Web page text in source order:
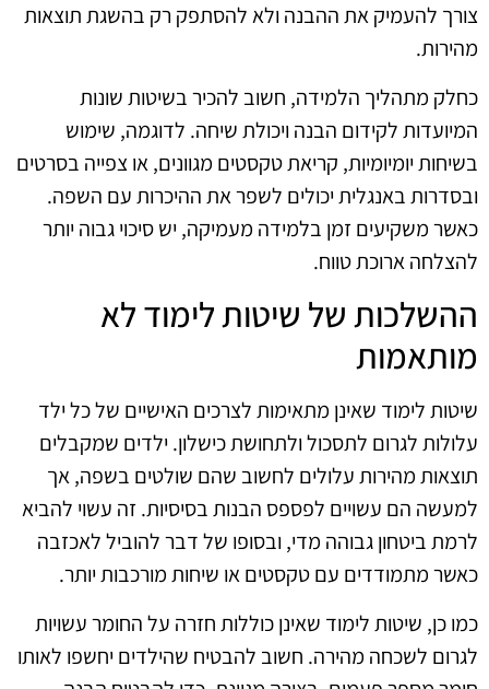
צורך להעמיק את ההבנה ולא להסתפק רק בהשגת תוצאות
מהירות.
כחלק מתהליך הלמידה, חשוב להכיר בשיטות שונות
המיועדות לקידום הבנה ויכולת שיחה. לדוגמה, שימוש
בשיחות יומיומיות, קריאת טקסטים מגוונים, או צפייה בסרטים
ובסדרות באנגלית יכולים לשפר את ההיכרות עם השפה.
כאשר משקיעים זמן בלמידה מעמיקה, יש סיכוי גבוה יותר
להצלחה ארוכת טווח.
ההשלכות של שיטות לימוד לא
מותאמות
שיטות לימוד שאינן מתאימות לצרכים האישיים של כל ילד
עלולות לגרום לתסכול ולתחושת כישלון. ילדים שמקבלים
תוצאות מהירות עלולים לחשוב שהם שולטים בשפה, אך
למעשה הם עשויים לפספס הבנות בסיסיות. זה עשוי להביא
לרמת ביטחון גבוהה מדי, ובסופו של דבר להוביל לאכזבה
כאשר מתמודדים עם טקסטים או שיחות מורכבות יותר.
כמו כן, שיטות לימוד שאינן כוללות חזרה על החומר עשויות
לגרום לשכחה מהירה. חשוב להבטיח שהילדים יחשפו לאותו